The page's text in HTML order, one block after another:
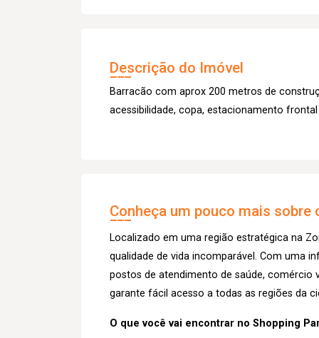
Descrição do Imóvel
Barracão com aprox 200 metros de
acessibilidade, copa, estacionamento
Conheça um pouco mais sobre
Localizado em uma região estratégica na
qualidade de vida incomparável. Com uma
postos de atendimento de saúde, comércio
garante fácil acesso a todas as regiões da
O que você vai encontrar no Shopping